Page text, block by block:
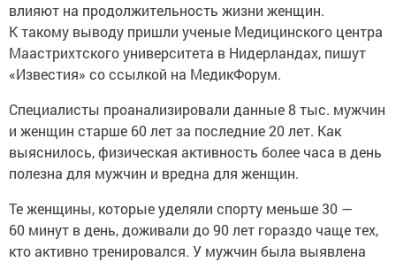
влияют на продолжительность жизни женщин.
К такому выводу пришли ученые Медицинского центра
Маастрихтского университета в Нидерландах, пишут
«Известия» со ссылкой на МедикФорум.
Специалисты проанализировали данные 8 тыс. мужчин
и женщин старше 60 лет за последние 20 лет. Как
выяснилось, физическая активность более часа в день
полезна для мужчин и вредна для женщин.
Те женщины, которые уделяли спорту меньше 30 —
60 минут в день, доживали до 90 лет гораздо чаще тех,
кто активно тренировался. У мужчин была выявлена